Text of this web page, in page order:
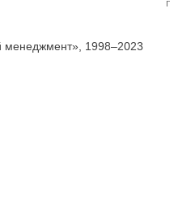
менеджмент», 1998–2023